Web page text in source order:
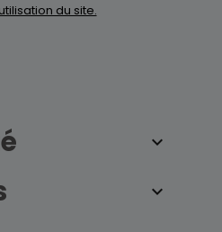
du site.